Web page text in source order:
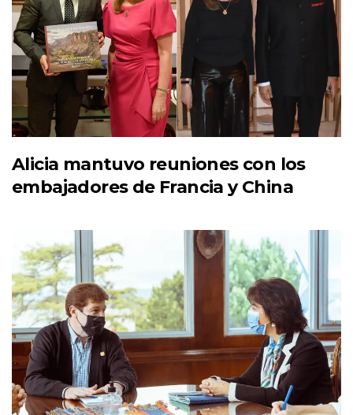
Alicia mantuvo reuniones con los
embajadores de Francia y China